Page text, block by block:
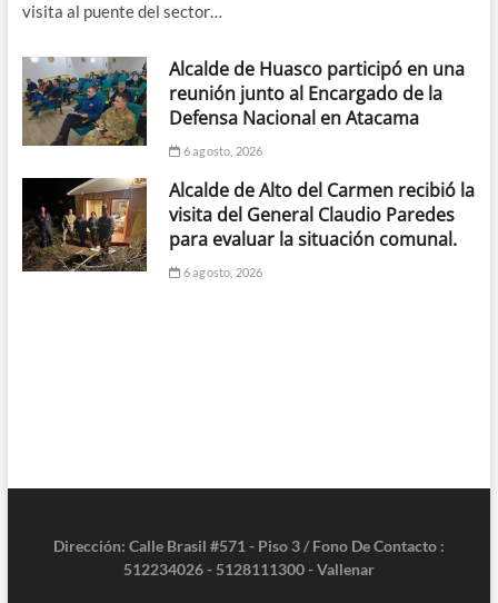
visita al puente del sector…
Alcalde de Huasco participó en una
reunión junto al Encargado de la
Defensa Nacional en Atacama
6 agosto, 2026
Alcalde de Alto del Carmen recibió la
visita del General Claudio Paredes
para evaluar la situación comunal.
6 agosto, 2026
Dirección: Calle Brasil #571 - Piso 3 / Fono De Contacto :
512234026 - 5128111300 - Vallenar